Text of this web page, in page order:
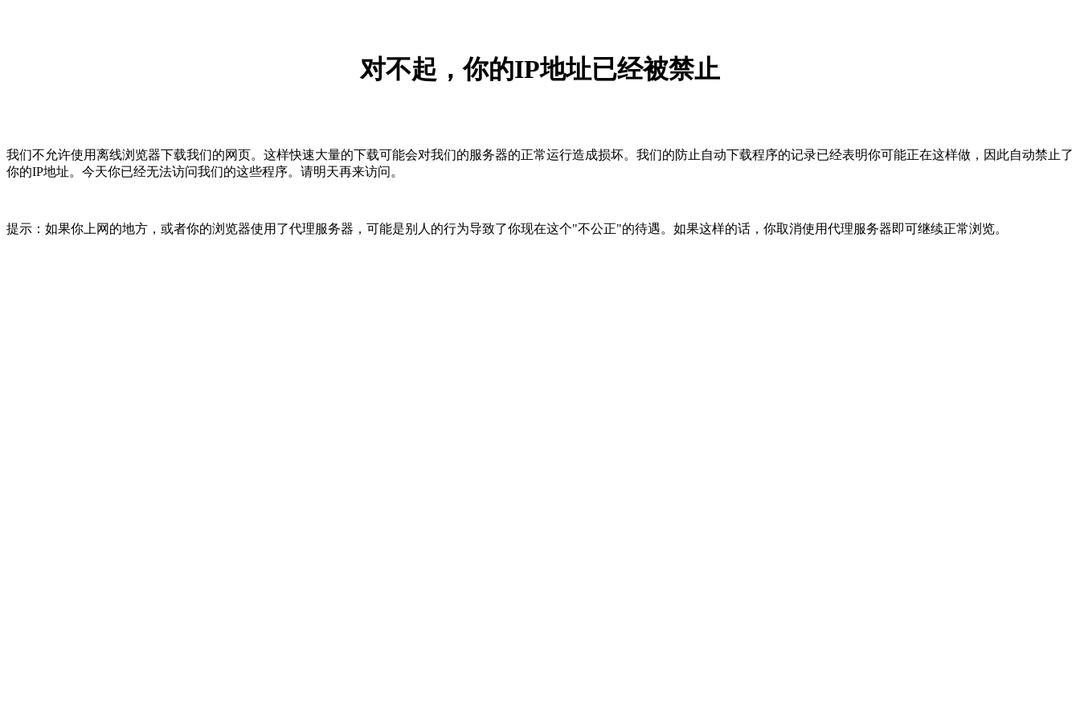
对不起，你的IP地址已经被禁止
我们不允许使用离线浏览器下载我们的网页。这样快速大量的下载可能会对我们的服务器的正常运行造成损坏。我们的防止自动下载程序的记录已经表明你可能正在这样做，因此自动禁止了
你的IP地址。今天你已经无法访问我们的这些程序。请明天再来访问。
提示：如果你上网的地方，或者你的浏览器使用了代理服务器，可能是别人的行为导致了你现在这个"不公正"的待遇。如果这样的话，你取消使用代理服务器即可继续正常浏览。